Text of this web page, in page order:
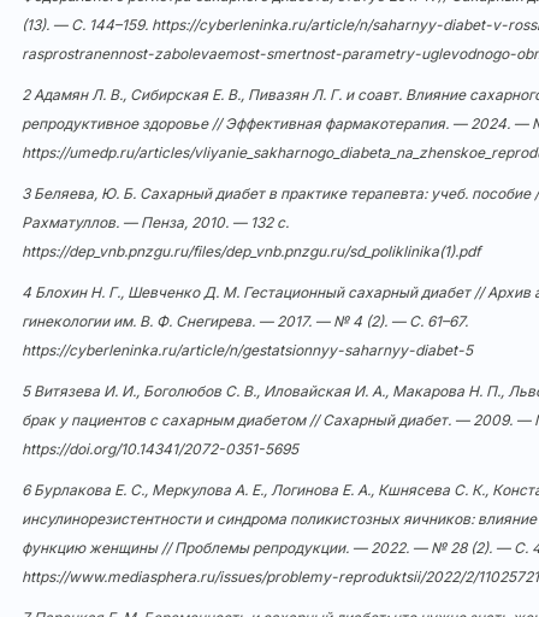
(13). — С. 144–159. https://cyberleninka.ru/article/n/saharnyy-diabet-v-
rasprostranennost-zabolevaemost-smertnost-parametry-uglevodnogo-
2 Адамян Л. В., Сибирская Е. В., Пивазян Л. Г. и соавт. Влияние
репродуктивное здоровье // Эффективная фармакотерапия. — 2024.
https://umedp.ru/articles/
3 Беляева, Ю. Б. Сахарный диабет в практике терапевта: учеб.
Рахматуллов. — Пенза, 2010. — 132 с.
https://dep_vnb.pnzgu.ru/files/dep_vnb.pnzgu.ru/sd_poliklinika(1).pdf
4 Блохин Н. Г., Шевченко Д. М. Гестационный сахарный диабет // Архив
гинекологии им. В. Ф. Снегирева. — 2017. — № 4 (2). — С. 61–67.
https://cyberleninka.ru/article/n/gestatsionnyy-saharnyy-diabet-5
5 Витязева И. И., Боголюбов С. В., Иловайская И. А., Макарова Н. П.,
брак у пациентов с сахарным диабетом // Сахарный диабет. — 2009.
https://doi.org/10.14341/2072-0351-5695
6 Бурлакова Е. С., Меркулова А. Е., Логинова Е. А., Кшнясева С. К.,
инсулинорезистентности и синдрома поликистозных яичников:
функцию женщины // Проблемы репродукции. — 2022. — № 28 (2). — С.
https://www.mediasphera.ru/issues/problemy-reproduktsii/2022/2/